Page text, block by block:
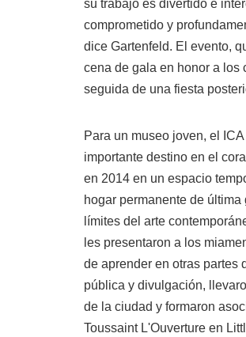
su trabajo es divertido e
comprometido y
dice Gartenfeld. El evento,
cena de gala en honor a los
seguida de una fiesta
Para un museo joven, el
importante destino en el
en 2014 en un espacio
hogar permanente de
límites del arte
les presentaron a los
de aprender en otras partes
pública y divulgación,
de la ciudad y formaron
Toussaint L'Ouverture en